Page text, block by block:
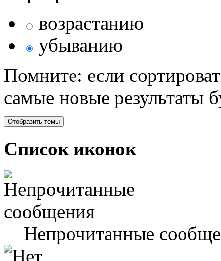
возрастанию
убыванию
Помните: если
самые новые результаты
Список иконок
Непрочитанные